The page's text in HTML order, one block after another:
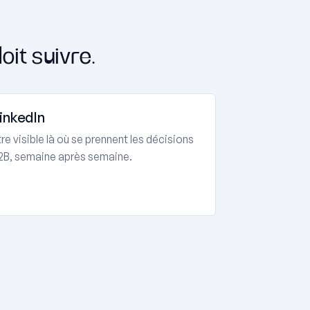
suivre.
visible là où se prennent les décisions
semaine après semaine.